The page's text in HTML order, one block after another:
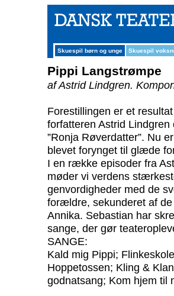
Skuespil børn og unge Skuespil
Pippi Langstrømpe
af Astrid Lindgren.
Forestillingen er et
forfatteren Astrid
”Ronja Røverdatter”. Nu
blevet forynget til glæde
I en række episoder fra
møder vi verdens
genvordigheder med de
forældre, sekunderet af
Annika. Sebastian har
sange, der gør
SANGE:
Kald mig Pippi;
Hoppetossen; Kling &
godnatsang; Kom hjem til